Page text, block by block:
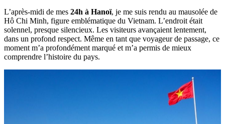
L’après-midi de mes 24h à Hanoï, je me suis rendu au mausolée de
Hô Chi Minh, figure emblématique du Vietnam. L’endroit était
solennel, presque silencieux. Les visiteurs avançaient lentement,
dans un profond respect. Même en tant que voyageur de passage, ce
moment m’a profondément marqué et m’a permis de mieux
comprendre l’histoire du pays.